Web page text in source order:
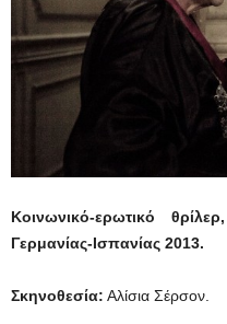
Κοινωνικό-ερωτικό
Γερμανίας-Ισπανίας 2013.
Σκηνοθεσία: Αλίσια Σέρσον.